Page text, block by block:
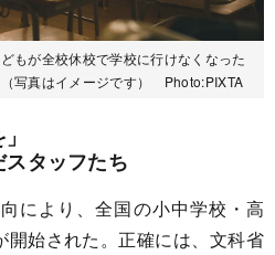
もが全校休校で学校に行けなくなった
写真はイメージです） Photo:PIXTA
タッフたち
により、全国の小中学校・高
開始された。正確には、文科省